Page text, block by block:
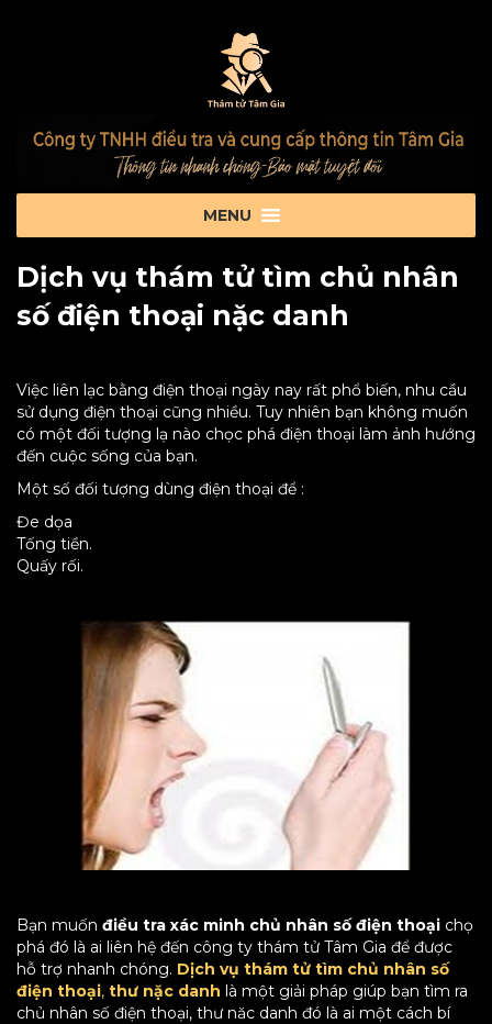
Dịch vụ thám tử tìm chủ nhân
số điện thoại nặc danh
Việc liên lạc bằng điện thoại ngày nay rất phổ biến, nhu cầu
sử dụng điện thoại cũng nhiều. Tuy nhiên bạn không muốn
có một đối tượng lạ nào chọc phá điện thoại làm ảnh hướng
đến cuộc sống của bạn.
Một số đối tượng dùng điện thoại để :
Đe dọa
Tống tiền.
Quấy rối.
Bạn muốn điều tra xác minh chủ nhân số điện thoại chọ
phá đó là ai liên hệ đến công ty thám tử Tâm Gia để được
hỗ trợ nhanh chóng. Dịch vụ thám tử tìm chủ nhân số
điện thoại, thư nặc danh là một giải pháp giúp bạn tìm ra
chủ nhân số điện thoại, thư năc danh đó là ai một cách bí